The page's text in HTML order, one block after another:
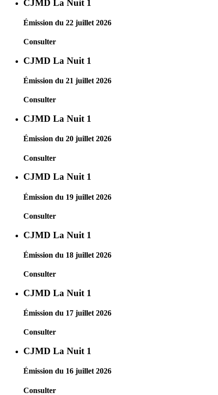
CJMD La Nuit 1
Émission du 22 juillet 2026
Consulter
CJMD La Nuit 1
Émission du 21 juillet 2026
Consulter
CJMD La Nuit 1
Émission du 20 juillet 2026
Consulter
CJMD La Nuit 1
Émission du 19 juillet 2026
Consulter
CJMD La Nuit 1
Émission du 18 juillet 2026
Consulter
CJMD La Nuit 1
Émission du 17 juillet 2026
Consulter
CJMD La Nuit 1
Émission du 16 juillet 2026
Consulter